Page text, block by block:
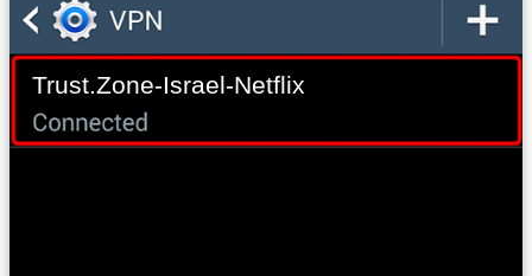
Trust.Zone-Israel-Netflix